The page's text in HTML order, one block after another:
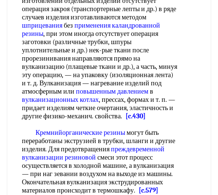
операция закроя (транспортерные лепты и др.) в ряде
случаев изделия изготавливаются методом
шприцеваниябез применениякаландрованной
резины, при этом иногда отсутствует операция
заготовки (различные трубки, шпуры
уплотнительные и др.) нек-рые ткани после
прорезинивания направляются прямо на
вулканизацию (плащевые ткани и др.), а часть, минуя
эту операцию, — на упаковку (изоляционная лента)
и т. д. Вулканизация — нагревание изделий под
атмосферным или повышенным давлениемв
вулканизационных котлах, прессах, формах и т. п. —
придает изделиям четкие очертания, эластичность и
другие физико-механич. свойства.
[c.430]
Кремнийорганические резинымогут быть
переработаны экструзией в трубки, шланги и другие
изделия. Для предотвращенияпреждевременной
вулканизации резиновой смеси этот процесс
осуществляется в холодной машине, а вулканизация
— при наг зевании воздухом на выходе из машины.
Окончательная вулканизация экструдированных
материалов происходит в термошкафу.
[c.579]